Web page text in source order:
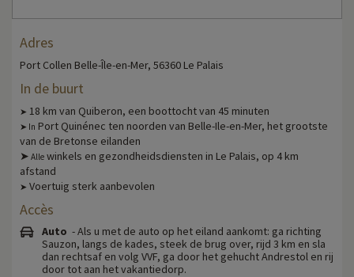
Adres
Port Collen Belle-Île-en-Mer, 56360 Le Palais
In de buurt
➤ 18 km van Quiberon, een boottocht van 45 minuten
➤ In Port Quinénec ten noorden van Belle-Ile-en-Mer, het grootste
van de Bretonse eilanden
➤ Alle winkels en gezondheidsdiensten in Le Palais, op 4 km
afstand
➤ Voertuig sterk aanbevolen
Accès
Auto - Als u met de auto op het eiland aankomt: ga richting
Sauzon, langs de kades, steek de brug over, rijd 3 km en sla
dan rechtsaf en volg VVF, ga door het gehucht Andrestol en rij
door tot aan het vakantiedorp.